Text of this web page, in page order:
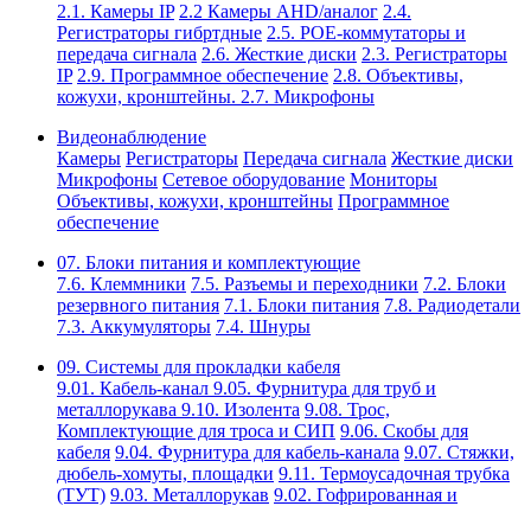
2.1. Камеры IP 2.2 Камеры AHD/аналог 2.4.
Регистраторы гибртдные 2.5. РОЕ-коммутаторы и
передача сигнала 2.6. Жесткие диски 2.3. Регистраторы
IP 2.9. Программное обеспечение 2.8. Объективы,
кожухи, кронштейны. 2.7. Микрофоны
Видеонаблюдение
Камеры Регистраторы Передача сигнала Жесткие диски
Микрофоны Сетевое оборудование Мониторы
Объективы, кожухи, кронштейны Программное
обеспечение
07. Блоки питания и комплектующие
7.6. Клеммники 7.5. Разъемы и переходники 7.2. Блоки
резервного питания 7.1. Блоки питания 7.8. Радиодетали
7.3. Аккумуляторы 7.4. Шнуры
09. Системы для прокладки кабеля
9.01. Кабель-канал 9.05. Фурнитура для труб и
металлорукава 9.10. Изолента 9.08. Трос,
Комплектующие для троса и СИП 9.06. Скобы для
кабеля 9.04. Фурнитура для кабель-канала 9.07. Стяжки,
дюбель-хомуты, площадки 9.11. Термоусадочная трубка
(ТУТ) 9.03. Металлорукав 9.02. Гофрированная и